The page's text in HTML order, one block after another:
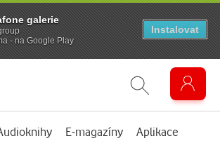
E-magazíny Aplikace
galerie
- na Google Play
Instalovat